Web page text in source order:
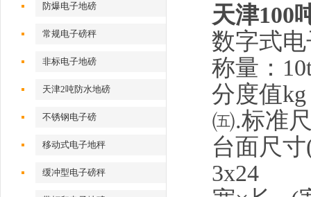
防爆电子地磅
常规电子磅秤
非标电子地磅
天津2吨防水地磅
不锈钢电子磅
移动式电子地秤
缓冲型电子磅秤
天津100
数字式
称量：
分度值kg
㈤.标准
台面尺寸
3x24